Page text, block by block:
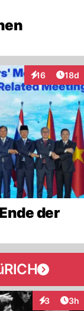
16
Interaktionen
18d
der
3 3h